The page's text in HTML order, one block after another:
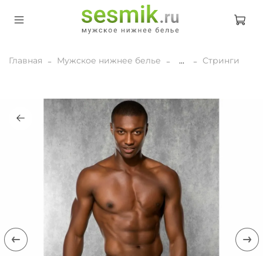
Главная Мужское нижнее белье ... Стринги